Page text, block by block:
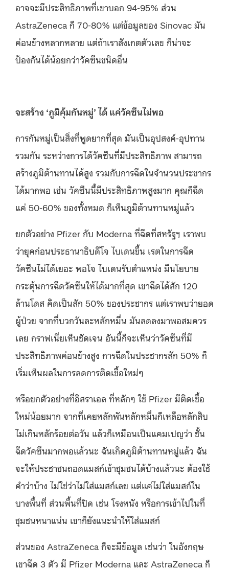
อาจจะมีประสิทธิภาพที่เขาบอก 94-95% ส่วน
AstraZeneca ก็ 70-80% แต่ข้อมูลของ Sinovac มัน
ค่อนข้างหลากหลาย แต่ถ้าเราสังเกตตัวเลข ก็น่าจะ
ป้องกันได้น้อยกว่าวัคซีนชนิดอื่น
จะสร้าง ‘ภูมิคุ้มกันหมู่’ ได้ แค่วัคซีนไม่พอ
การกันหมู่เป็นสิ่งที่พูดยากที่สุด มันเป็นอุปสงค์-อุปทาน
รวมกัน ระหว่างการได้วัคซีนที่มีประสิทธิภาพ สามารถ
สร้างภูมิต้านทานได้สูง รวมกับการฉีดในจำนวนประชากร
ได้มากพอ เช่น วัคซีนนี้มีประสิทธิภาพสูงมาก คุณก็ฉีด
แค่ 50-60% ของทั้งหมด ก็เห็นภูมิต้านทานหมู่แล้ว
ยกตัวอย่าง Pfizer กับ Moderna ที่ฉีดที่สหรัฐฯ เราพบ
ว่ายุคก่อนประธานาธิบดีโจ ไบเดนขึ้น เรตในการฉีด
วัคซีนไม่ได้เยอะ พอโจ ไบเดนรับตำแหน่ง มีนโยบาย
กระตุ้นการฉีดวัคซีนให้ได้มากที่สุด เขาฉีดได้สัก 120
ล้านโดส คิดเป็นสัก 50% ของประชากร แต่เราพบว่ายอด
ผู้ป่วย จากที่บวกวันละหลักหมื่น มันลดลงมาพอสมควร
เลย กราฟเนี่ยเห็นชัดเจน อันนี้ก็จะเห็นว่าวัคซีนที่มี
ประสิทธิภาพค่อนข้างสูง การฉีดในประชากรสัก 50% ก็
เริ่มเห็นผลในการลดการติดเชื้อใหม่ๆ
หรือยกตัวอย่างที่อิสราเอล ที่หลักๆ ใช้ Pfizer มีติดเชื้อ
ใหม่น้อยมาก จากที่เคยหลักพันหลักหมื่นก็เหลือหลักสิบ
ไม่เกินหลักร้อยต่อวัน แล้วก็เหมือนเป็นแคมเปญว่า ชั้น
ฉีดวัคซีนมากพอแล้วนะ ฉันเกิดภูมิต้านทานหมู่แล้ว ฉัน
จะให้ประชาชนถอดแมสก์เข้าชุมชนได้บ้างแล้วนะ ต้องใช้
คำว่าบ้าง ไม่ใช่ว่าไม่ใส่แมสก์เลย แต่แค่ไม่ใส่แมสก์ใน
บางพื้นที่ ส่วนพื้นที่ปิด เช่น โรงหนัง หรือการเข้าไปในที่
ชุมชนหนาแน่น เขาก็ยังแนะนำให้ใส่แมสก์
ส่วนของ AstraZeneca ก็จะมีข้อมูล เช่นว่า ในอังกฤษ
เขาฉีด 3 ตัว มี Pfizer Moderna และ AstraZeneca ก็